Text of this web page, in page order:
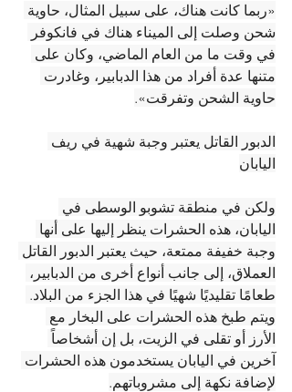
«ربما كانت هناك، على سبيل المثال، حاوية
شحن وصلت إلى الميناء هناك في فانكوفر
في وقت ما من العام الماضي، وكان على
متنها عدة أفراد من هذا الدبابير، وغادرت
حاوية الشحن وتفرقت».
الدبور القاتل يعتبر وجبة شهية في ريف
اليابان
ولكن في منطقة تشوبو الوسطى في
اليابان، هذه الحشرات ينظر إليها على أنها
وجبة خفيفة ممتعة، حيث يعتبر الدبور القاتل
العملاق، إلى جانب أنواع أخرى من الدبابير،
طعامًا تقليديًا شهيًا في هذا الجزء من البلاد.
ويتم طبخ هذه الحشرات على البخار مع
الأرز أو تقلى في الزيت، بل إن أشخاصاً
آخرين في اليابان يستخدمون هذه الحشرات
لإضافة نكهة إلى مشروباتهم.